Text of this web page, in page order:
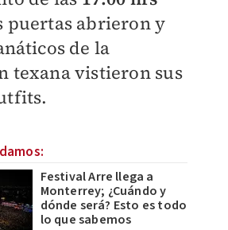
puertas abrieron y
de la
texana vistieron sus
Festival Arre llega a
Monterrey; ¿Cuándo y
dónde será? Esto es todo
lo que sabemos